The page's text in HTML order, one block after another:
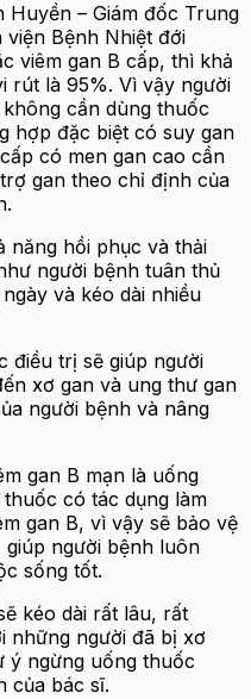
Huyền – Giám đốc Trung
Bệnh Nhiệt đới
viêm gan B cấp, thì khả
rút là 95%. Vì vậy người
cần dùng thuốc
hợp đặc biệt có suy gan
có men gan cao cần
gan theo chỉ định của
năng hồi phục và thải
người bệnh tuân thủ
và kéo dài nhiều
điều trị sẽ giúp người
xơ gan và ung thư gan
người bệnh và nâng
gan B mạn là uống
có tác dụng làm
gan B, vì vậy sẽ bảo vệ
người bệnh luôn
sống tốt.
kéo dài rất lâu, rất
những người đã bị xơ
ý ngừng uống thuốc
của bác sĩ.